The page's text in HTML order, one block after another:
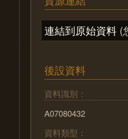
連結到原始資料 (
後設資料
資料識別：
A07080432
資料類型：